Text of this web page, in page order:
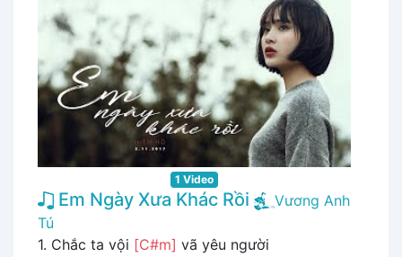
1 Video
Em Ngày Xưa Khác Rồi
Vương Anh
Tú
1. Chắc ta vội [C#m] vã yêu người